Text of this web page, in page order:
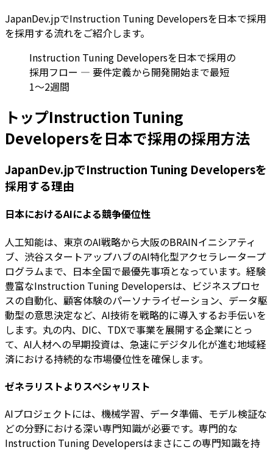
JapanDev.jpでInstruction Tuning Developersを日本で採用
を採用する流れをご紹介します。
Instruction Tuning Developersを日本で採用の
採用フロー — 要件定義から開発開始まで最短
1〜2週間
トップInstruction Tuning
Developersを日本で採用の採用方法
JapanDev.jpでInstruction Tuning Developersを
採用する理由
日本におけるAIによる競争優位性
人工知能は、東京のAI戦略から大阪のBRAINイニシアティ
ブ、渋谷スタートアップハブのAI特化型アクセラレータープ
ログラムまで、日本全国で最優先事項となっています。経験
豊富なInstruction Tuning Developersは、ビジネスプロセ
スの自動化、顧客体験のパーソナライゼーション、データ駆
動型の意思決定など、AI技術を戦略的に導入するお手伝いを
します。丸の内、DIC、TDXで事業を展開する企業にとっ
て、AI人材への早期投資は、急速にデジタル化が進む地域経
済における持続的な市場優位性を確保します。
ゼネラリストよりスペシャリスト
AIプロジェクトには、機械学習、データ準備、モデル検証な
どの分野における深い専門知識が必要です。専門的な
Instruction Tuning Developersはまさにこの専門知識を持